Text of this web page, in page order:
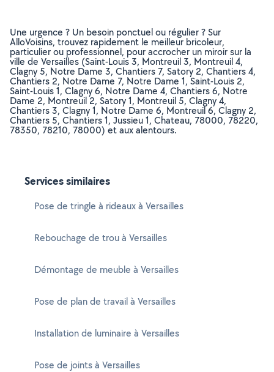
Une urgence ? Un besoin ponctuel ou régulier ? Sur
AlloVoisins, trouvez rapidement le meilleur bricoleur,
particulier ou professionnel, pour accrocher un miroir sur la
ville de Versailles (Saint-Louis 3, Montreuil 3, Montreuil 4,
Clagny 5, Notre Dame 3, Chantiers 7, Satory 2, Chantiers 4,
Chantiers 2, Notre Dame 7, Notre Dame 1, Saint-Louis 2,
Saint-Louis 1, Clagny 6, Notre Dame 4, Chantiers 6, Notre
Dame 2, Montreuil 2, Satory 1, Montreuil 5, Clagny 4,
Chantiers 3, Clagny 1, Notre Dame 6, Montreuil 6, Clagny 2,
Chantiers 5, Chantiers 1, Jussieu 1, Chateau, 78000, 78220,
78350, 78210, 78000) et aux alentours.
Services similaires
Pose de tringle à rideaux à Versailles
Rebouchage de trou à Versailles
Démontage de meuble à Versailles
Pose de plan de travail à Versailles
Installation de luminaire à Versailles
Pose de joints à Versailles